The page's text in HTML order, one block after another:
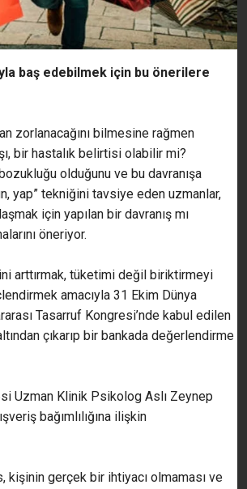
baş edebilmek için bu önerilere
zorlanacağını bilmesine rağmen
bir hastalık belirtisi olabilir mi?
olduğunu ve bu davranışa
yap” tekniğini tavsiye eden uzmanlar,
için yapılan bir davranış mı
öneriyor.
arttırmak, tüketimi değil biriktirmeyi
amacıyla 31 Ekim Dünya
Tasarruf Kongresi’nde kabul edilen
çıkarıp bir bankada değerlendirme
Uzman Klinik Psikolog Aslı Zeynep
bağımlılığına ilişkin
gerçek bir ihtiyacı olmaması ve